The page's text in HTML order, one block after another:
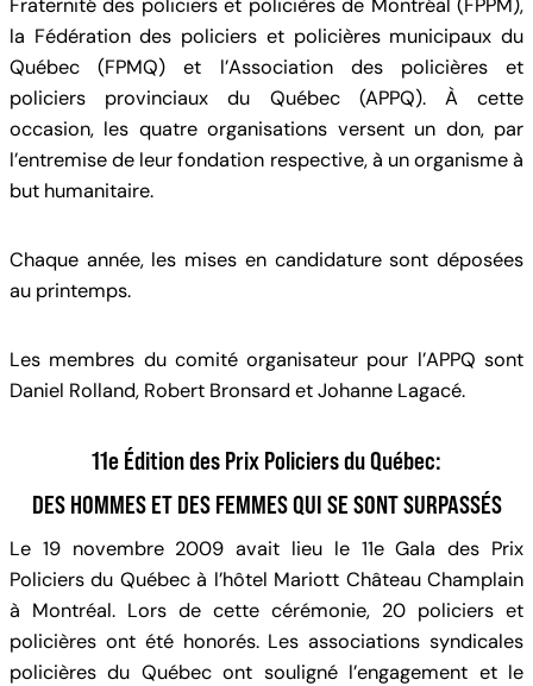
Fraternité des policiers et policières de Montréal (FPPM),
la Fédération des policiers et policières municipaux du
Québec (FPMQ) et l’Association des policières et
policiers provinciaux du Québec (APPQ). À cette
occasion, les quatre organisations versent un don, par
l’entremise de leur fondation respective, à un organisme à
but humanitaire.
Chaque année, les mises en candidature sont déposées
au printemps.
Les membres du comité organisateur pour l’APPQ sont
Daniel Rolland, Robert Bronsard et Johanne Lagacé.
11e Édition des Prix Policiers du Québec:
DES HOMMES ET DES FEMMES QUI SE SONT SURPASSÉS
Le 19 novembre 2009 avait lieu le 11e Gala des Prix
Policiers du Québec à l’hôtel Mariott Château Champlain
à Montréal. Lors de cette cérémonie, 20 policiers et
policières ont été honorés. Les associations syndicales
policières du Québec ont souligné l’engagement et le